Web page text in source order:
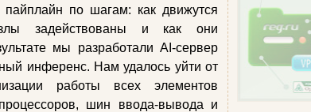
по шагам: как движутся
задействованы и как они
мы разработали AI-сервер
инференс. Нам удалось уйти от
работы всех элементов
шин ввода-вывода и